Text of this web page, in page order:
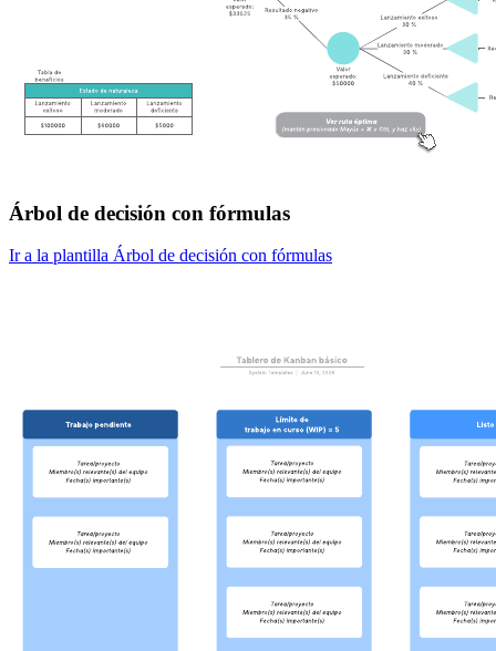
Árbol de decisión con fórmulas
Ir a la plantilla Árbol de decisión con fórmulas